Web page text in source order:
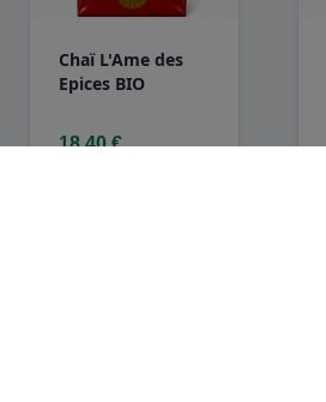
Chaï L'Ame des
Epices BIO
18,40 €